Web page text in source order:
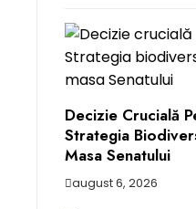
Decizie Crucială
Strategia
Masa Senatului
august 6, 2026